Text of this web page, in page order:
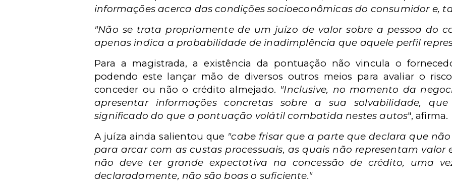
informações acerca das condições socioeconômicas do consumidor e,
"Não se trata propriamente de um juízo de valor sobre a pessoa do
apenas indica a probabilidade de inadimplência que aquele perfil
Para a magistrada, a existência da pontuação não vincula o
podendo este lançar mão de diversos outros meios para avaliar o
conceder ou não o crédito almejado. "Inclusive, no momento da
apresentar informações concretas sobre a sua solvabilidade,
significado do que a pontuação volátil combatida nestes autos", afirma.
A juíza ainda salientou que "cabe frisar que a parte que declara que
para arcar com as custas processuais, as quais não representam
não deve ter grande expectativa na concessão de crédito, uma
declaradamente, não são boas o suficiente."